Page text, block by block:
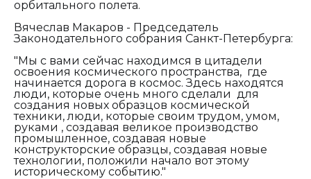
орбитального полета.
Вячеслав Макаров - Председатель
Законодательного собрания Санкт-Петербурга:
"Мы с вами сейчас находимся в цитадели
освоения космического пространства, где
начинается дорога в космос. Здесь находятся
люди, которые очень много сделали для
создания новых образцов космической
техники, люди, которые своим трудом, умом,
руками , создавая великое производство
промышленное, создавая новые
конструкторские образцы, создавая новые
технологии, положили начало вот этому
историческому событию."